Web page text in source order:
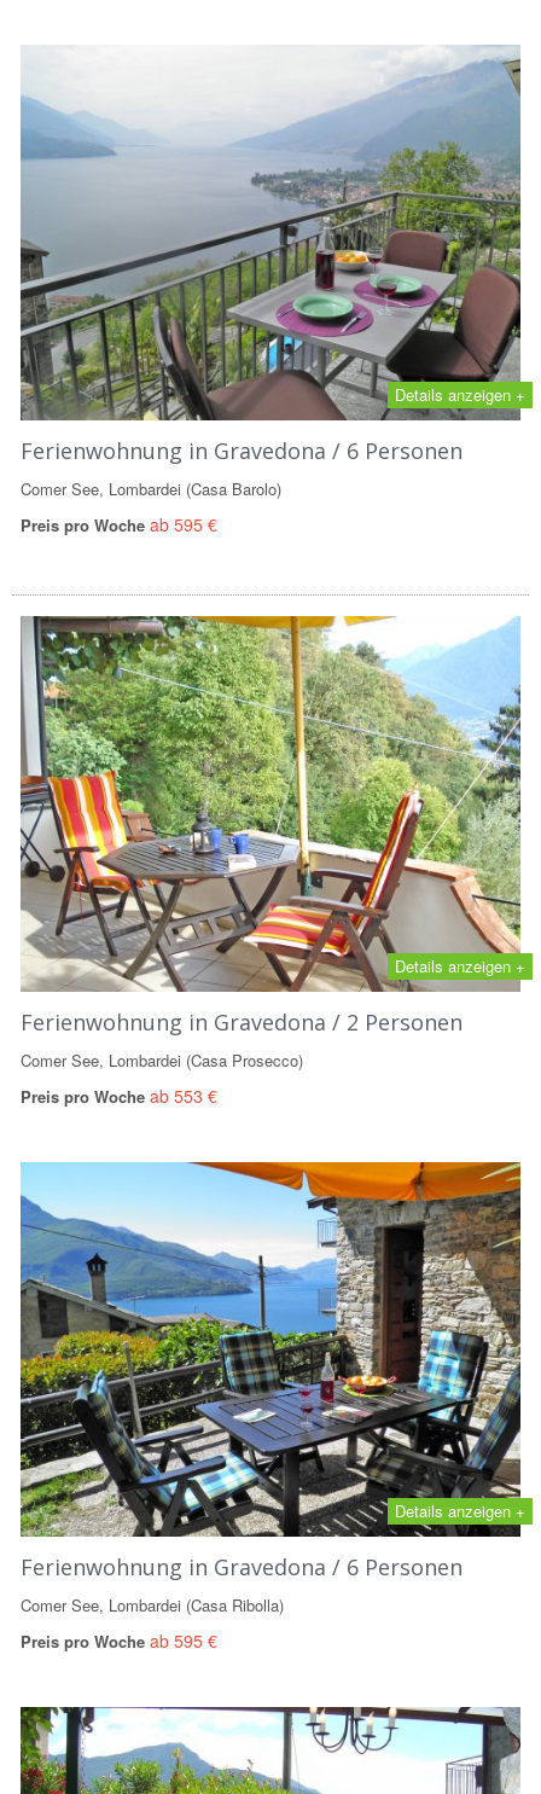
Details anzeigen +
Ferienwohnung in Gravedona / 6 Personen
Comer See, Lombardei (Casa Barolo)
Preis pro Woche ab 595 €
Details anzeigen +
Ferienwohnung in Gravedona / 2 Personen
Comer See, Lombardei (Casa Prosecco)
Preis pro Woche ab 553 €
Details anzeigen +
Ferienwohnung in Gravedona / 6 Personen
Comer See, Lombardei (Casa Ribolla)
Preis pro Woche ab 595 €